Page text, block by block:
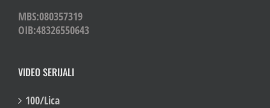
MBS:080357319
OIB:48326550643
VIDEO SERIJALI
100/Lica